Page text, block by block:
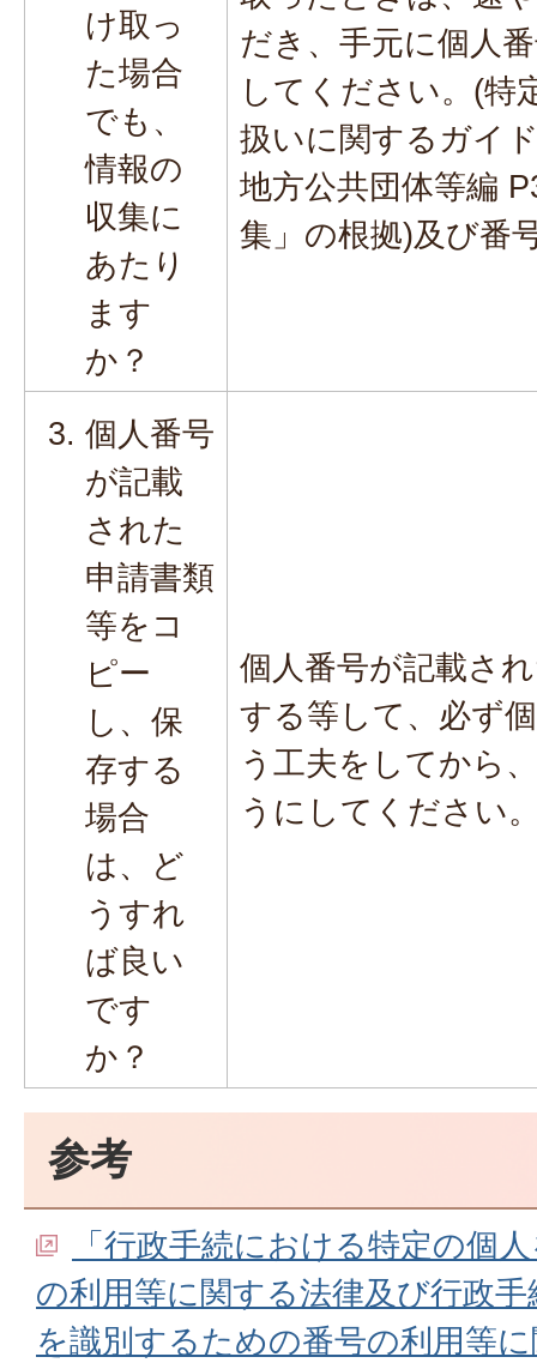
け取っ
た場合
でも、
情報の
収集に
あたり
ます
か？
だき、手元に個人
してください。(特
扱いに関するガイ
地方公共団体等編
集」の根拠)及び番
個人番号
が記載
された
申請書類
等をコ
ピー
し、保
存する
場合
は、ど
うすれ
ば良い
です
か？
個人番号が記載さ
する等して、必ず
う工夫をしてから
うにしてください
参考
「行政手続における特定の個
の利用等に関する法律及び行政
を識別するための番号の利用等